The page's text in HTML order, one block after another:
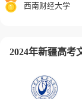
西南财经大学
2024年新疆高考